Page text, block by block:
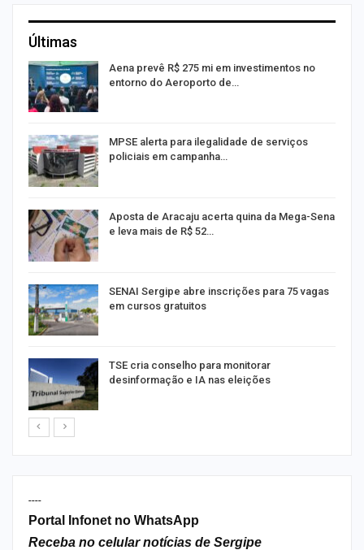
Últimas
Aena prevê R$ 275 mi em investimentos no
entorno do Aeroporto de…
MPSE alerta para ilegalidade de serviços
policiais em campanha…
Aposta de Aracaju acerta quina da Mega-Sena
e leva mais de R$ 52…
SENAI Sergipe abre inscrições para 75 vagas
em cursos gratuitos
TSE cria conselho para monitorar
desinformação e IA nas eleições
----
Portal Infonet no WhatsApp
Receba no celular notícias de Sergipe